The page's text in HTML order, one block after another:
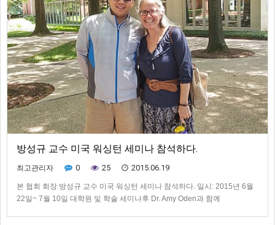
방성규 교수 미국 워싱턴 세미나 참석하다.
최고관리자 0 25 2015.06.19
본 협회 회장 방성규 교수 미국 워싱턴 세미나 참석하다. 일시: 2015년 6월
22일~ 7월 10일 대학원 및 학술 세미나후 Dr. Amy Oden과 함께